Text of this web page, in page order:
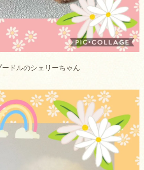
ードルのシェリーちゃん